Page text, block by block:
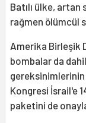
Batılı ülke,
rağmen ölümcül
Amerika Birleşik
bombalar da
gereksinimlerinin
Kongresi İsrail'e
paketini de